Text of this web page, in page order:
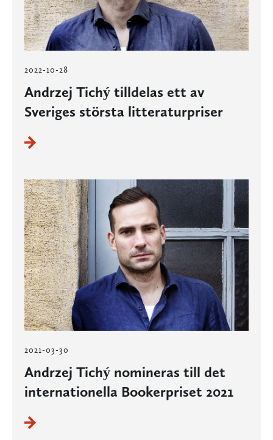
2022-10-28
Andrzej Tichý tilldelas ett av
Sveriges största litteraturpriser
2021-03-30
Andrzej Tichý nomineras till det
internationella Bookerpriset 2021